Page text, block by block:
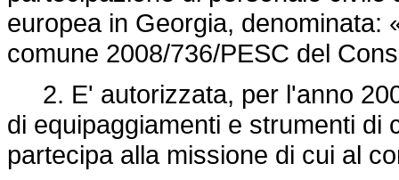
europea in Georgia, denominata:
comune 2008/736/PESC del
2. E' autorizzata, per l'anno
di equipaggiamenti e strumenti di
partecipa alla missione di cui al